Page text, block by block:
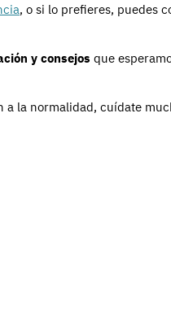
, o si lo prefieres, puedes
y consejos que
a la normalidad, cuídate